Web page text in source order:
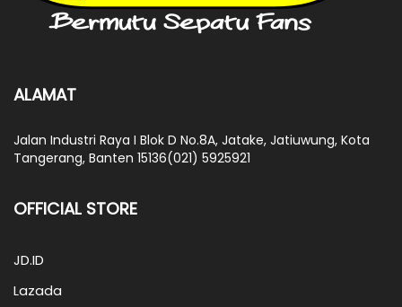
ALAMAT
Jalan Industri Raya I Blok D No.8A, Jatake, Jatiuwung, Kota
Tangerang, Banten 15136(021) 5925921
OFFICIAL STORE
JD.ID
Lazada